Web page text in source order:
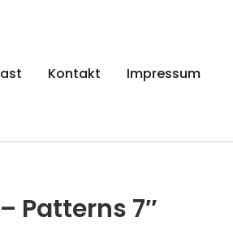
Kontakt Impressum
Patterns 7″